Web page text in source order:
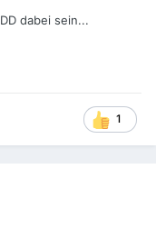
dabei sein...
1